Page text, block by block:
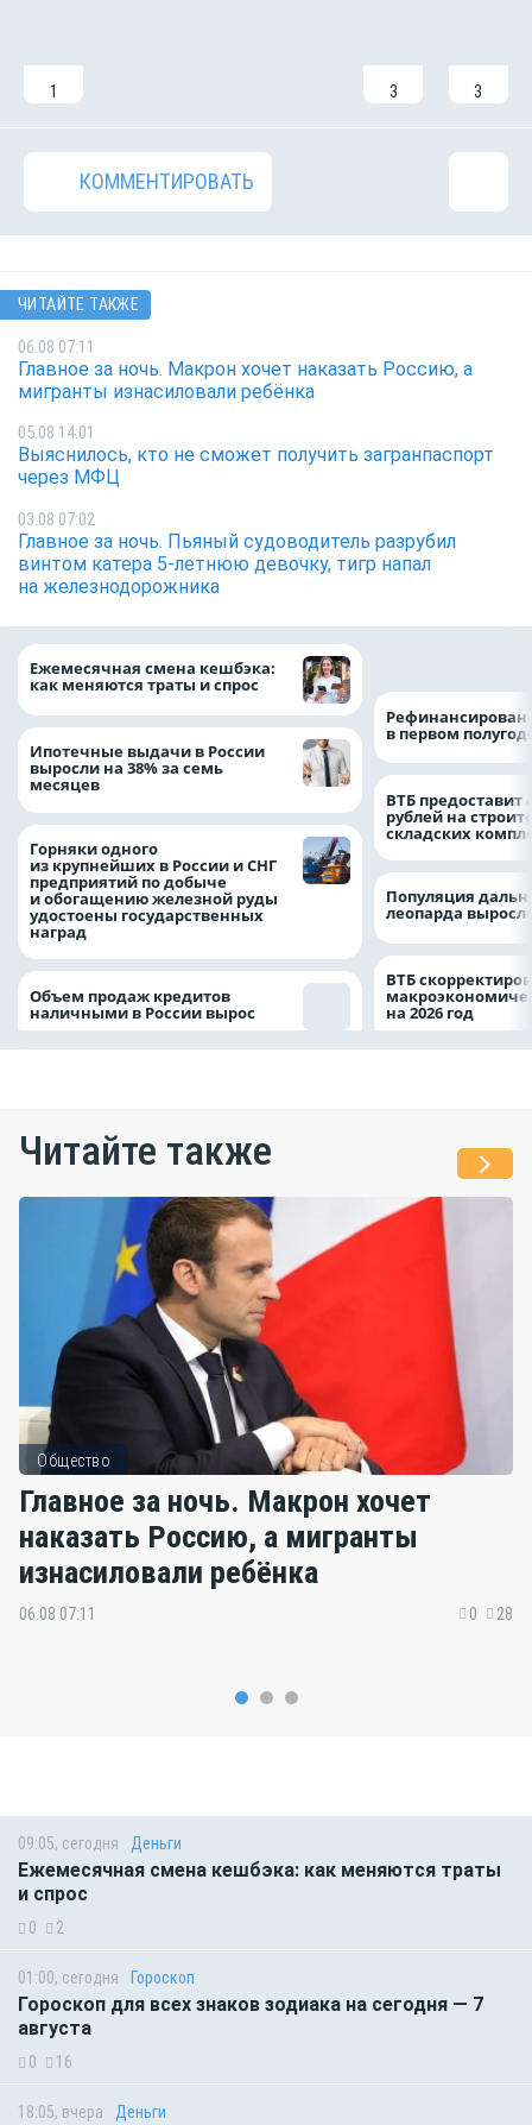
1 3 3
КОММЕНТИРОВАТЬ
ЧИТАЙТЕ ТАКЖЕ
06.08 07:11
Главное за ночь. Макрон хочет наказать Россию, а
мигранты изнасиловали ребёнка
05.08 14:01
Выяснилось, кто не сможет получить загранпаспорт
через МФЦ
03.08 07:02
Главное за ночь. Пьяный судоводитель разрубил
винтом катера 5-летнюю девочку, тигр напал
на железнодорожника
Ежемесячная смена кешбэка:
как меняются траты и спрос
Ипотечные выдачи в России
выросли на 38% за семь
месяцев
Горняки одного
из крупнейших в России и СНГ
предприятий по добыче
и обогащению железной руды
удостоены государственных
наград
Объем продаж кредитов
наличными в России вырос
в первом
ВТБ предоставит
рублей на
складских
Популяция
леопарда
ВТБ
на 2026 год
Читайте также
Общество
Главное за ночь. Макрон хочет
наказать Россию, а мигранты
изнасиловали ребёнка
06.08 07:11 0 28
09:05, сегодня Деньги
Ежемесячная смена кешбэка: как меняются траты
и спрос
0 2
01:00, сегодня Гороскоп
Гороскоп для всех знаков зодиака на сегодня — 7
августа
0 16
18:05, вчера Деньги